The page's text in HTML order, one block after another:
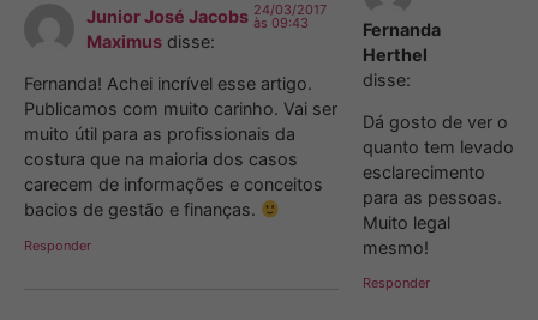
Junior José Jacobs
Maximus disse:
24/03/2017
às 09:43
Fernanda! Achei incrível esse artigo.
Publicamos com muito carinho. Vai ser
muito útil para as profissionais da
costura que na maioria dos casos
carecem de informações e conceitos
bacios de gestão e finanças.
Responder
Fernanda
Herthel
disse:
Dá gosto de ver o
quanto tem levado
esclarecimento
para as pessoas.
Muito legal
mesmo!
Responder